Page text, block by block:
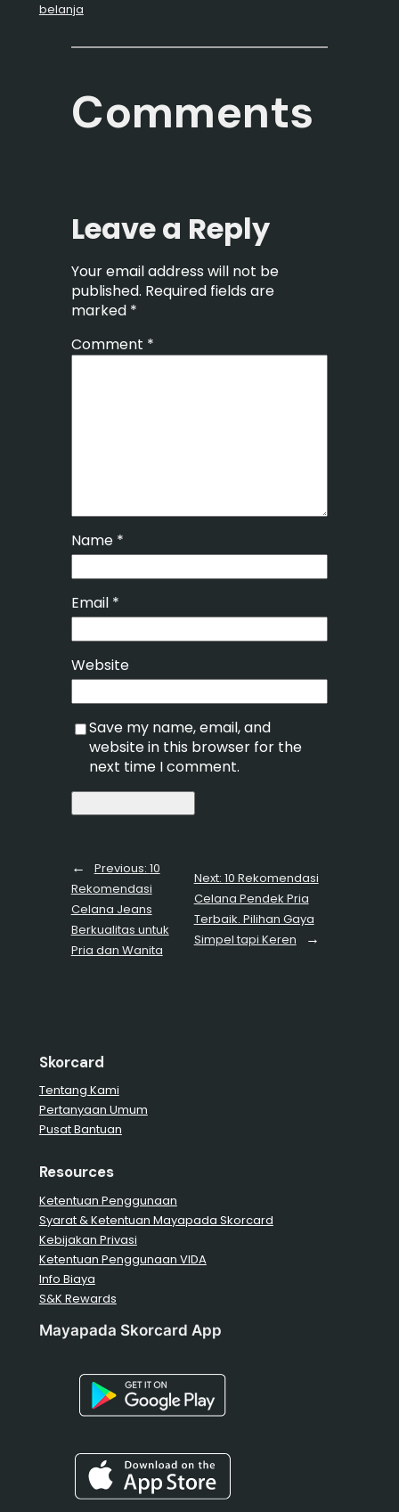
belanja
Comments
Leave a Reply
Your email address will not be
published. Required fields are
marked *
Comment *
Name *
Email *
Website
Save my name, email, and
website in this browser for the
next time I comment.
← Previous: 10
Rekomendasi
Celana Jeans
Berkualitas untuk
Pria dan Wanita
Next: 10 Rekomendasi
Celana Pendek Pria
Terbaik. Pilihan Gaya
Simpel tapi Keren
→
Skorcard
Tentang Kami
Pertanyaan Umum
Pusat Bantuan
Resources
Ketentuan Penggunaan
Syarat & Ketentuan Mayapada Skorcard
Kebijakan Privasi
Ketentuan Penggunaan VIDA
Info Biaya
S&K Rewards
Mayapada Skorcard App